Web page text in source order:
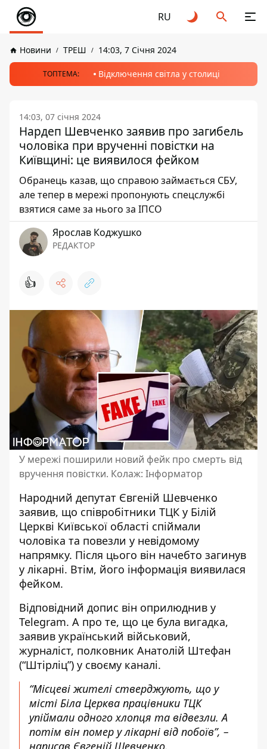
RU
Новини ТРЕШ 14:03, 7 Січня 2024
ТОПТЕМА: Відключення світла у столиці
14:03, 07 січня 2024
Нардеп Шевченко заявив про загибель
чоловіка при врученні повістки на
Київщині: це виявилося фейком
Обранець казав, що справою займається СБУ,
але тепер в мережі пропонують спецслужбі
взятися саме за нього за ІПСО
Ярослав Коджушко
РЕДАКТОР
👍
У мережі поширили новий фейк про смерть від
вручення повістки. Колаж: Інформатор
Народний депутат Євгеній Шевченко
заявив, що співробітники ТЦК у Білій
Церкві Київської області спіймали
чоловіка та повезли у невідомому
напрямку. Після цього він начебто загинув
у лікарні. Втім, його інформація виявилася
фейком.
Відповідний допис він оприлюднив у
Telegram. А про те, що це була вигадка,
заявив український військовий,
журналіст, полковник Анатолій Штефан
(“Штірліц”) у своєму каналі.
“Місцеві жителі стверджують, що у
місті Біла Церква працівники ТЦК
упіймали одного хлопця та відвезли. А
потім він помер у лікарні від побоїв”, –
написав Євгеній Шевченко.